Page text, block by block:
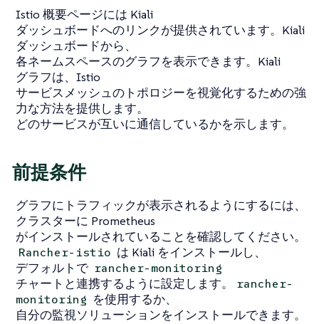
Istio 概要ページには Kiali
ダッシュボードへのリンクが提供されています。Kiali
ダッシュボードから、
各ネームスペースのグラフを表示できます。Kiali
グラフは、Istio
サービスメッシュのトポロジーを視覚化するための強
力な方法を提供します。
どのサービスが互いに通信しているかを示します。
前提条件
グラフにトラフィックが表示されるようにするには、
クラスターに Prometheus
がインストールされていることを確認してください。
Rancher-istio は Kiali をインストールし、
デフォルトで rancher-monitoring
チャートと連携するように設定します。
rancher-
monitoring を使用するか、
自分の監視ソリューションをインストールできます。